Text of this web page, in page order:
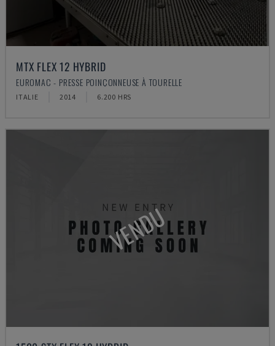
MTX FLEX 12 HYBRID
EUROMAC - PRESSE POINÇONNEUSE À TOURELLE
ITALIE 2014 6.200 HRS
VENDU